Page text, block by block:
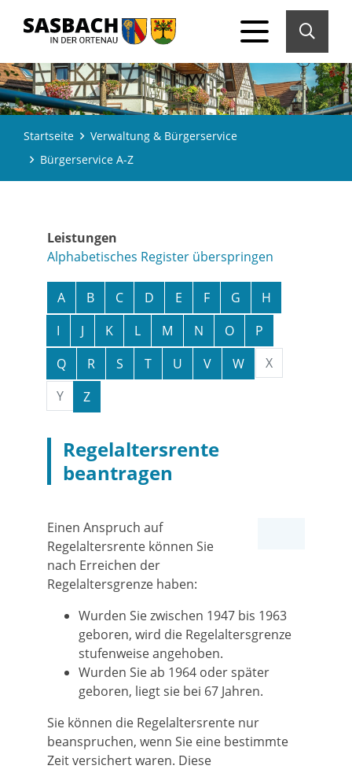
Startseite
Verwaltung & Bürgerservice
Bürgerservice A-Z
Leistungen
Alphabetisches Register überspringen
A B C D E F G
H
I
J K L M N O
P
Q
R S T U V W
X
Y
Z
Regelaltersrente
beantragen
Einen Anspruch auf
Regelaltersrente können Sie
nach Erreichen der
Regelaltersgrenze haben:
Wurden Sie zwischen 1947 bis 1963
geboren, wird die Regelaltersgrenze
stufenweise angehoben.
Wurden Sie ab 1964 oder später
geboren, liegt sie bei 67 Jahren.
Sie können die Regelaltersrente nur
beanspruchen, wenn Sie eine bestimmte
Zeit versichert waren. Diese